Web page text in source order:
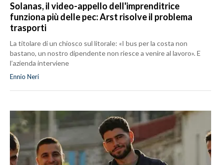
Solanas, il video-appello dell'imprenditrice
funziona più delle pec: Arst risolve il problema
trasporti
La titolare di un chiosco sul litorale: «I bus per la costa non
bastano, un nostro dipendente non riesce a venire al lavoro». E
l’azienda interviene
Ennio Neri